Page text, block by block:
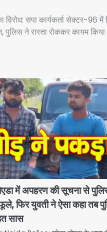
विरोध: सपा कार्यकर्ता सेक्टर-96 में
पुलिस ने रास्ता रोककर कायम किया
में अपहरण की सूचना से
फिर युवती ने ऐसा कहा तब
सास